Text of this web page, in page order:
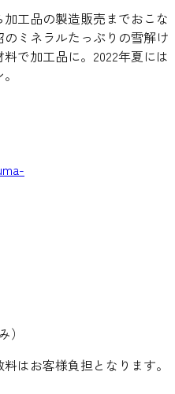
工品の製造販売までおこな
ミネラルたっぷりの雪解け
で加工品に。2022年夏には
）
はお客様負担となります。